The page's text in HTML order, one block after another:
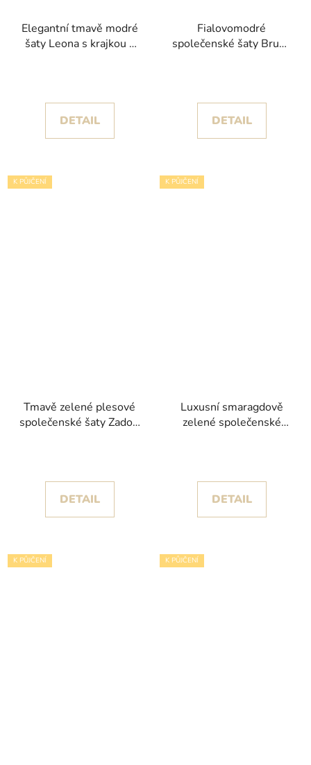
Elegantní tmavě modré
šaty Leona s krajkou a
DETAIL
Fialovomodré
společenské šaty Brufia
DETAIL
K PŮJČENÍ
Tmavě zelené plesové
společenské šaty Zadori
DETAIL
K PŮJČENÍ
Luxusní smaragdově
zelené společenské
DETAIL
K PŮJČENÍ K PŮJČENÍ